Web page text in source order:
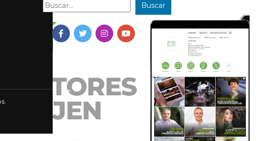
Previous Next
Buscar: Buscar